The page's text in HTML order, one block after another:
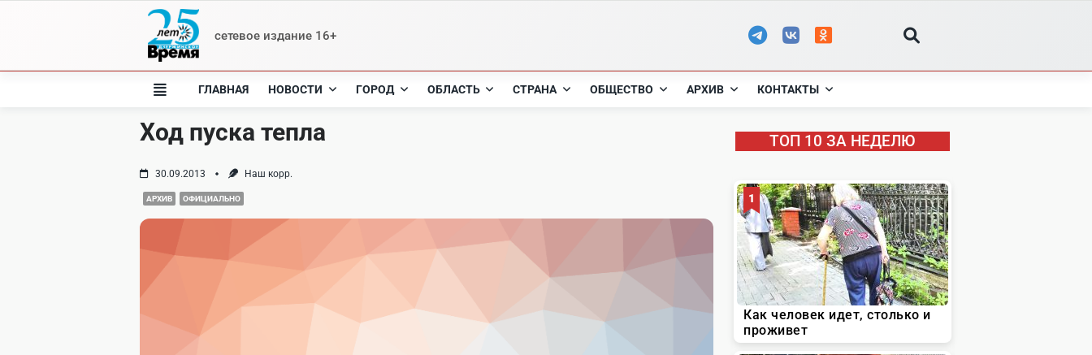
сетевое издание 16+
ГЛАВНАЯ НОВОСТИ ГОРОД ОБЛАСТЬ СТРАНА ОБЩЕСТВО АРХИВ КОНТАКТЫ
Ход пуска тепла
30.09.2013 Наш корр.
АРХИВ ОФИЦИАЛЬНО
ТОП 10 ЗА НЕДЕЛЮ